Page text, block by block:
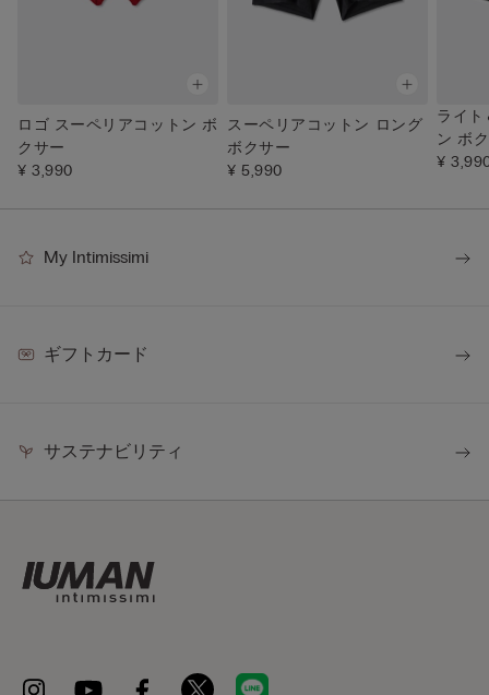
ロゴ スーペリアコットン ボ
クサー
¥ 3,990
スーペリアコットン ロング
ボクサー
¥ 5,990
ライト
ン ボ
¥
My Intimissimi
ギフトカード
サステナビリティ